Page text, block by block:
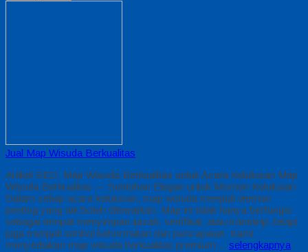
Jual Map Wisuda Berkualitas
Artikel SEO: Map Wisuda Berkualitas untuk Acara Kelulusan Map
Wisuda Berkualitas — Sentuhan Elegan untuk Momen Kelulusan
Dalam setiap acara kelulusan, map wisuda menjadi elemen
penting yang tak boleh dilewatkan. Map ini tidak hanya berfungsi
sebagai tempat menyimpan ijazah, sertifikat, atau transkrip, tetapi
juga menjadi simbol kehormatan dan pencapaian. Kami
menyediakan map wisuda berkualitas premium… selengkapnya